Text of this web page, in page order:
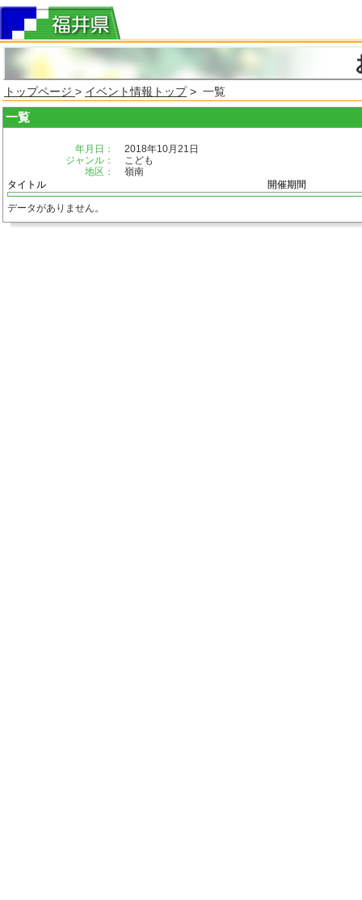
トップページ > イベント情報トップ> 一覧
一覧
年月日：
2018年10月21日
ジャンル：
こども
地区：
嶺南
タイトル
開催期間
データがありません。